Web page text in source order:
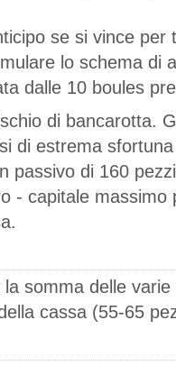
se si vince per
lo schema di
dalle 10 boules
di bancarotta.
di estrema
passivo di 160
- capitale massimo
somma delle
cassa (55-65